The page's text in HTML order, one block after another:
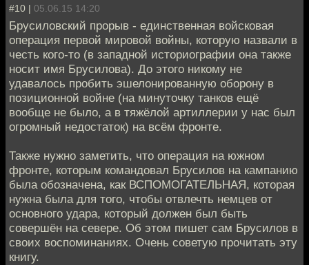
#10 | 05.06.15 14:20
Брусиловский прорыв - единственная войсковая
операция первой мировой войны, которую назвали в
честь кого-то (в западной историографии она также
носит имя Брусилова). До этого никому не
удавалось пробить эшелонированную оборону в
позиционной войне (на минуточку танков ещё
вообще не было, а в тяжёлой артиллерии у нас был
огромный недостаток) на всём фронте.
Также нужно заметить, что операция на южном
фронте, которым командовал Брусилов на кампанию
была обозначена, как ВСПОМОГАТЕЛЬНАЯ, которая
нужна была для того, чтобы отвлечть немцев от
основного удара, который должен был быть
совершён на севере. Об этом пишет сам Брусилов в
своих воспоминаниях. Очень советую прочитать эту
книгу.